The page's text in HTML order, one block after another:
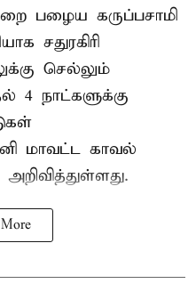
பழைய கருப்பசாமி
சதுரகிரி
செல்லும்
4 நாட்களுக்கு
மாவட்ட காவல்